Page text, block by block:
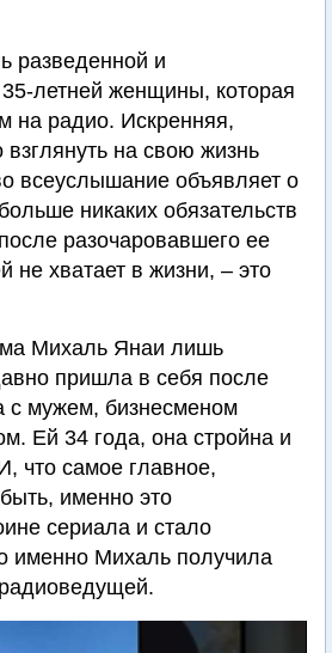
разведенной и
летней женщины, которая
на радио. Искренняя,
взглянуть на свою жизнь
всеуслышание объявляет о
никаких обязательств
разочаровавшего ее
не хватает в жизни, – это
Михаль Янаи лишь
пришла в себя после
с мужем, бизнесменом
Ей 34 года, она стройна и
что самое главное,
именно это
сериала и стало
именно Михаль получила